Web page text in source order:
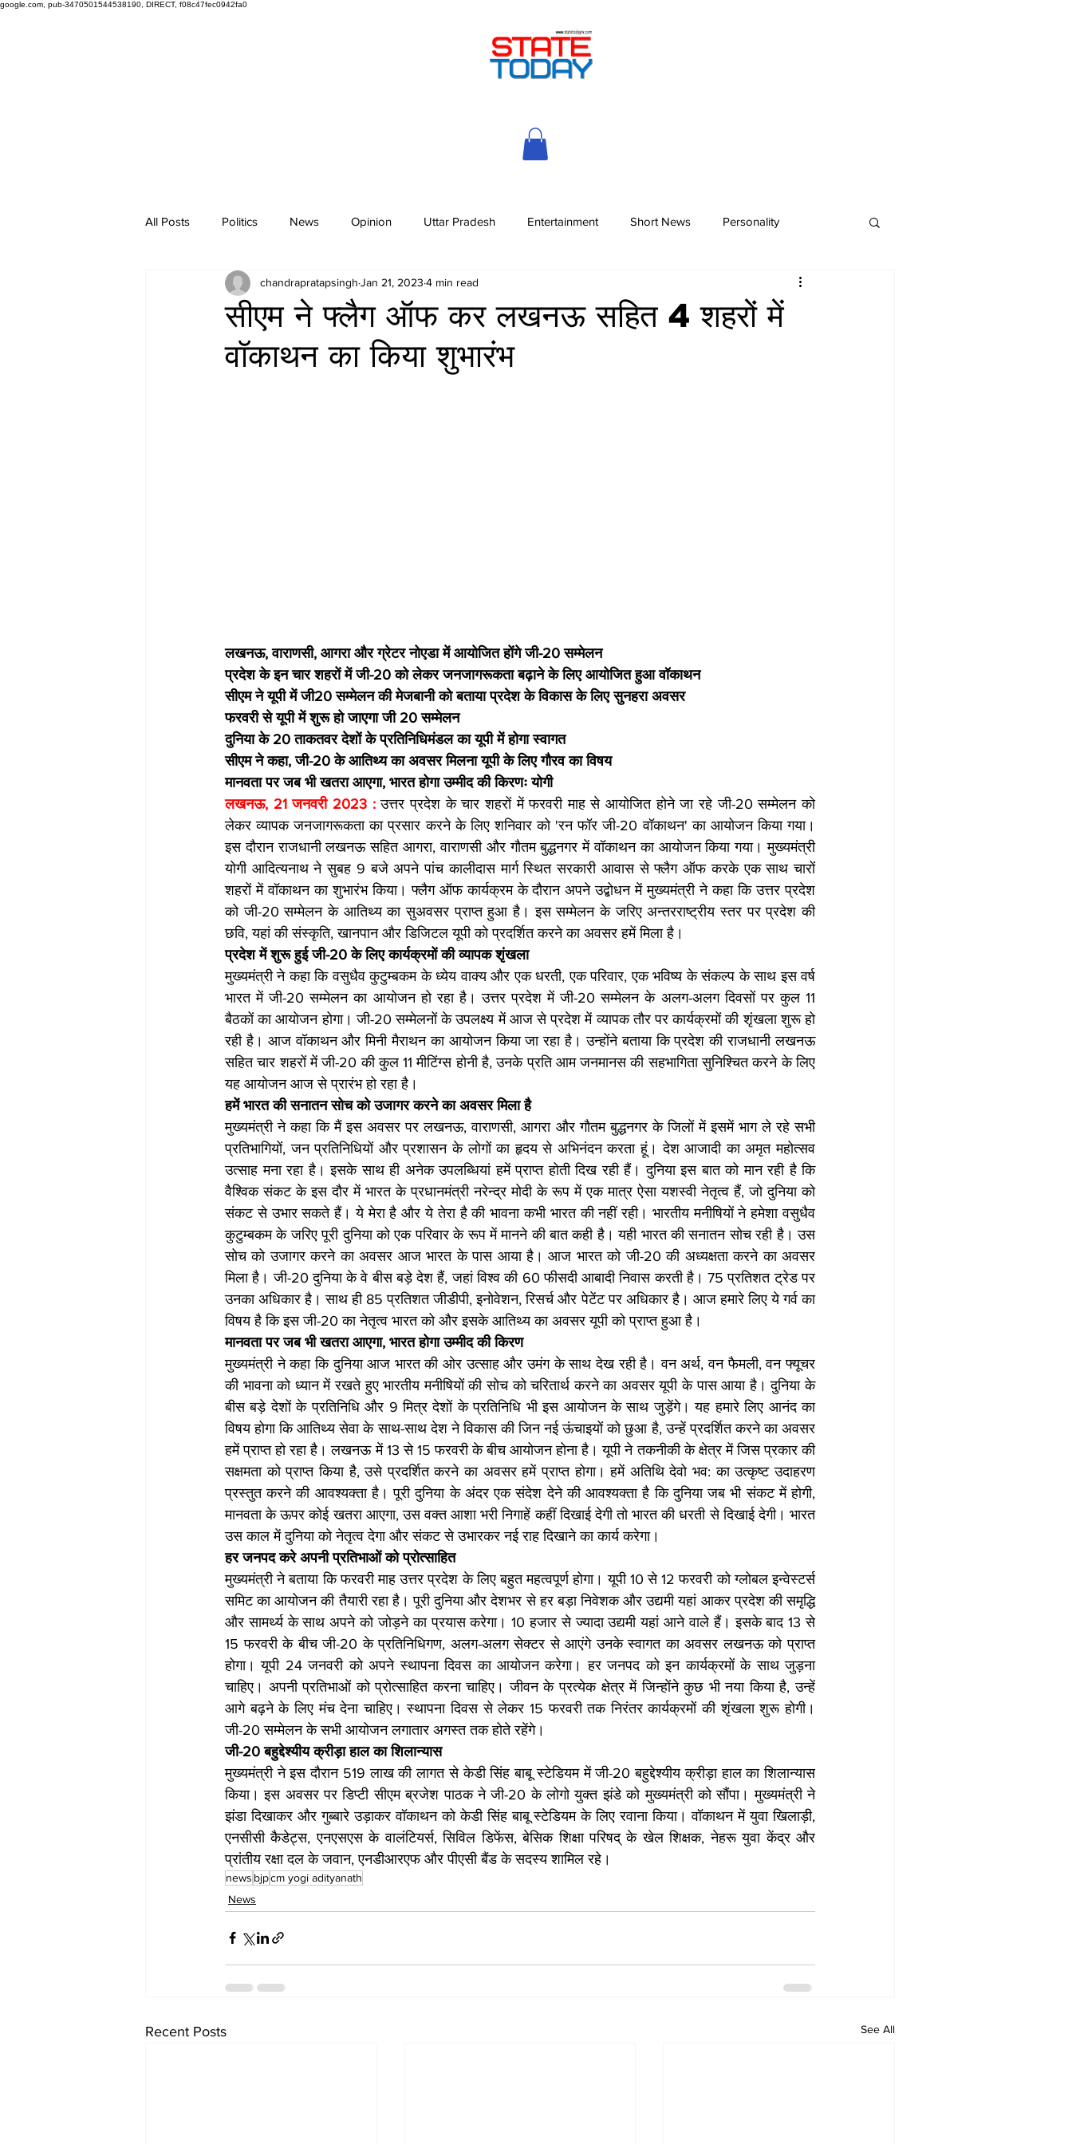
google.com, pub-3470501544538190, DIRECT, f08c47fec0942fa0
All Posts Politics News Opinion Uttar Pradesh Entertainment Short News Personality
सीएम ने फ्लैग ऑफ कर लखनऊ सहित 4 शहरों में
वॉकाथन का किया शुभारंभ
chandrapratapsingh Jan 21, 2023 4 min read
लखनऊ, वाराणसी, आगरा और ग्रेटर नोएडा में आयोजित होंगे जी-20 सम्मेलन
प्रदेश के इन चार शहरों में जी-20 को लेकर जनजागरूकता बढ़ाने के लिए आयोजित हुआ वॉकाथन
सीएम ने यूपी में जी20 सम्मेलन की मेजबानी को बताया प्रदेश के विकास के लिए सुनहरा अवसर
फरवरी से यूपी में शुरू हो जाएगा जी 20 सम्मेलन
दुनिया के 20 ताकतवर देशों के प्रतिनिधिमंडल का यूपी में होगा स्वागत
सीएम ने कहा, जी-20 के आतिथ्य का अवसर मिलना यूपी के लिए गौरव का विषय
मानवता पर जब भी खतरा आएगा, भारत होगा उम्मीद की किरणः योगी
लखनऊ, 21 जनवरी 2023 : उत्तर प्रदेश के चार शहरों में फरवरी माह से आयोजित होने जा रहे जी-20 सम्मेलन को
लेकर व्यापक जनजागरूकता का प्रसार करने के लिए शनिवार को 'रन फॉर जी-20 वॉकाथन' का आयोजन किया गया।
इस दौरान राजधानी लखनऊ सहित आगरा, वाराणसी और गौतम बुद्धनगर में वॉकाथन का आयोजन किया गया। मुख्यमंत्री
योगी आदित्यनाथ ने सुबह 9 बजे अपने पांच कालीदास मार्ग स्थित सरकारी आवास से फ्लैग ऑफ करके एक साथ चारों
शहरों में वॉकाथन का शुभारंभ किया। फ्लैग ऑफ कार्यक्रम के दौरान अपने उद्बोधन में मुख्यमंत्री ने कहा कि उत्तर प्रदेश
को जी-20 सम्मेलन के आतिथ्य का सुअवसर प्राप्त हुआ है। इस सम्मेलन के जरिए अन्तरराष्ट्रीय स्तर पर प्रदेश की
छवि, यहां की संस्कृति, खानपान और डिजिटल यूपी को प्रदर्शित करने का अवसर हमें मिला है।
प्रदेश में शुरू हुई जी-20 के लिए कार्यक्रमों की व्यापक शृंखला
मुख्यमंत्री ने कहा कि वसुधैव कुटुम्बकम के ध्येय वाक्य और एक धरती, एक परिवार, एक भविष्य के संकल्प के साथ इस वर्ष
भारत में जी-20 सम्मेलन का आयोजन हो रहा है। उत्तर प्रदेश में जी-20 सम्मेलन के अलग-अलग दिवसों पर कुल 11
बैठकों का आयोजन होगा। जी-20 सम्मेलनों के उपलक्ष्य में आज से प्रदेश में व्यापक तौर पर कार्यक्रमों की शृंखला शुरू हो
रही है। आज वॉकाथन और मिनी मैराथन का आयोजन किया जा रहा है। उन्होंने बताया कि प्रदेश की राजधानी लखनऊ
सहित चार शहरों में जी-20 की कुल 11 मीटिंग्स होनी है, उनके प्रति आम जनमानस की सहभागिता सुनिश्चित करने के लिए
यह आयोजन आज से प्रारंभ हो रहा है।
हमें भारत की सनातन सोच को उजागर करने का अवसर मिला है
मुख्यमंत्री ने कहा कि मैं इस अवसर पर लखनऊ, वाराणसी, आगरा और गौतम बुद्धनगर के जिलों में इसमें भाग ले रहे सभी
प्रतिभागियों, जन प्रतिनिधियों और प्रशासन के लोगों का हृदय से अभिनंदन करता हूं। देश आजादी का अमृत महोत्सव
उत्साह मना रहा है। इसके साथ ही अनेक उपलब्धियां हमें प्राप्त होती दिख रही हैं। दुनिया इस बात को मान रही है कि
वैश्विक संकट के इस दौर में भारत के प्रधानमंत्री नरेन्द्र मोदी के रूप में एक मात्र ऐसा यशस्वी नेतृत्व हैं, जो दुनिया को
संकट से उभार सकते हैं। ये मेरा है और ये तेरा है की भावना कभी भारत की नहीं रही। भारतीय मनीषियों ने हमेशा वसुधैव
कुटुम्बकम के जरिए पूरी दुनिया को एक परिवार के रूप में मानने की बात कही है। यही भारत की सनातन सोच रही है। उस
सोच को उजागर करने का अवसर आज भारत के पास आया है। आज भारत को जी-20 की अध्यक्षता करने का अवसर
मिला है। जी-20 दुनिया के वे बीस बड़े देश हैं, जहां विश्व की 60 फीसदी आबादी निवास करती है। 75 प्रतिशत ट्रेड पर
उनका अधिकार है। साथ ही 85 प्रतिशत जीडीपी, इनोवेशन, रिसर्च और पेटेंट पर अधिकार है। आज हमारे लिए ये गर्व का
विषय है कि इस जी-20 का नेतृत्व भारत को और इसके आतिथ्य का अवसर यूपी को प्राप्त हुआ है।
मानवता पर जब भी खतरा आएगा, भारत होगा उम्मीद की किरण
मुख्यमंत्री ने कहा कि दुनिया आज भारत की ओर उत्साह और उमंग के साथ देख रही है। वन अर्थ, वन फैमली, वन फ्यूचर
की भावना को ध्यान में रखते हुए भारतीय मनीषियों की सोच को चरितार्थ करने का अवसर यूपी के पास आया है। दुनिया के
बीस बड़े देशों के प्रतिनिधि और 9 मित्र देशों के प्रतिनिधि भी इस आयोजन के साथ जुड़ेंगे। यह हमारे लिए आनंद का
विषय होगा कि आतिथ्य सेवा के साथ-साथ देश ने विकास की जिन नई ऊंचाइयों को छुआ है, उन्हें प्रदर्शित करने का अवसर
हमें प्राप्त हो रहा है। लखनऊ में 13 से 15 फरवरी के बीच आयोजन होना है। यूपी ने तकनीकी के क्षेत्र में जिस प्रकार की
सक्षमता को प्राप्त किया है, उसे प्रदर्शित करने का अवसर हमें प्राप्त होगा। हमें अतिथि देवो भव: का उत्कृष्ट उदाहरण
प्रस्तुत करने की आवश्यक्ता है। पूरी दुनिया के अंदर एक संदेश देने की आवश्यक्ता है कि दुनिया जब भी संकट में होगी,
मानवता के ऊपर कोई खतरा आएगा, उस वक्त आशा भरी निगाहें कहीं दिखाई देगी तो भारत की धरती से दिखाई देगी। भारत
उस काल में दुनिया को नेतृत्व देगा और संकट से उभारकर नई राह दिखाने का कार्य करेगा।
हर जनपद करे अपनी प्रतिभाओं को प्रोत्साहित
मुख्यमंत्री ने बताया कि फरवरी माह उत्तर प्रदेश के लिए बहुत महत्वपूर्ण होगा। यूपी 10 से 12 फरवरी को ग्लोबल इन्वेस्टर्स
समिट का आयोजन की तैयारी रहा है। पूरी दुनिया और देशभर से हर बड़ा निवेशक और उद्यमी यहां आकर प्रदेश की समृद्धि
और सामर्थ्य के साथ अपने को जोड़ने का प्रयास करेगा। 10 हजार से ज्यादा उद्यमी यहां आने वाले हैं। इसके बाद 13 से
15 फरवरी के बीच जी-20 के प्रतिनिधिगण, अलग-अलग सेक्टर से आएंगे उनके स्वागत का अवसर लखनऊ को प्राप्त
होगा। यूपी 24 जनवरी को अपने स्थापना दिवस का आयोजन करेगा। हर जनपद को इन कार्यक्रमों के साथ जुड़ना
चाहिए। अपनी प्रतिभाओं को प्रोत्साहित करना चाहिए। जीवन के प्रत्येक क्षेत्र में जिन्होंने कुछ भी नया किया है, उन्हें
आगे बढ़ने के लिए मंच देना चाहिए। स्थापना दिवस से लेकर 15 फरवरी तक निरंतर कार्यक्रमों की शृंखला शुरू होगी।
जी-20 सम्मेलन के सभी आयोजन लगातार अगस्त तक होते रहेंगे।
जी-20 बहुद्देश्यीय क्रीड़ा हाल का शिलान्यास
मुख्यमंत्री ने इस दौरान 519 लाख की लागत से केडी सिंह बाबू स्टेडियम में जी-20 बहुद्देश्यीय क्रीड़ा हाल का शिलान्यास
किया। इस अवसर पर डिप्टी सीएम ब्रजेश पाठक ने जी-20 के लोगो युक्त झंडे को मुख्यमंत्री को सौंपा। मुख्यमंत्री ने
झंडा दिखाकर और गुब्बारे उड़ाकर वॉकाथन को केडी सिंह बाबू स्टेडियम के लिए रवाना किया। वॉकाथन में युवा खिलाड़ी,
एनसीसी कैडेट्स, एनएसएस के वालंटियर्स, सिविल डिफेंस, बेसिक शिक्षा परिषद् के खेल शिक्षक, नेहरू युवा केंद्र और
प्रांतीय रक्षा दल के जवान, एनडीआरएफ और पीएसी बैंड के सदस्य शामिल रहे।
news bjpcm yogi adityanath
News
Recent Posts See All